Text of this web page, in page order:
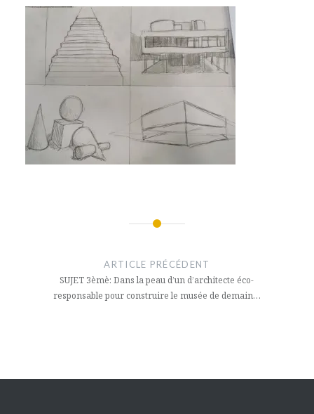
l’article
ARTICLE PRÉCÉDENT
SUJET 3èmè: Dans la peau d’un d’architecte éco-
responsable pour construire le musée de demain…